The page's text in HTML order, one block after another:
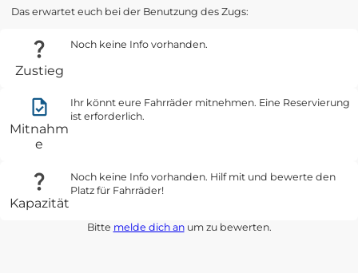
Das erwartet euch bei der Benutzung des Zugs:
Zustieg
Noch keine Info vorhanden.
Mitnahm
e
Ihr könnt eure Fahrräder mitnehmen. Eine Reservierung
ist erforderlich.
Kapazität
Noch keine Info vorhanden. Hilf mit und bewerte den
Platz für Fahrräder!
Bitte melde dich anum zu bewerten.